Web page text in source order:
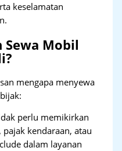
keselamatan
Sewa Mobil
mengapa menyewa
perlu memikirkan
kendaraan, atau
dalam layanan